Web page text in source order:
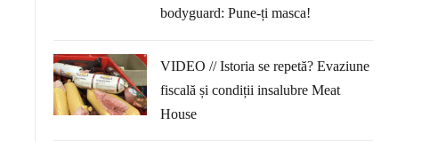
bodyguard: Pune-ți masca!
VIDEO // Istoria se repetă? Evaziune
fiscală și condiții insalubre Meat
House